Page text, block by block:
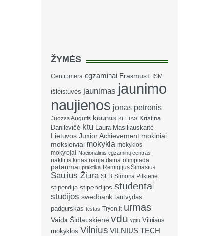
ŽYMĖS
Centromera egzaminai Erasmus+ ISM
išleistuvės jaunimas jaunimo
naujienos jonas petronis
Juozas Augutis kaunas KELTAS Kristina
Danilevičė ktu Laura Masiliauskaitė
Lietuvos Junior Achievement mokiniai
moksleiviai mokykla mokyklos
mokytojai Nacionalinis egzaminų centras
naktinis kinas nauja daina olimpiada
patarimai praktika Remigijus Šimašius
Saulius Žiūra SEB Simona Pilkienė
stipendija stipendijos studentai
studijos swedbank tautvydas
padgurskas testas Tryon.lt urmas
Vaida Šidlauskienė vdu vgtu Vilniaus
mokyklos Vilnius VILNIUS TECH